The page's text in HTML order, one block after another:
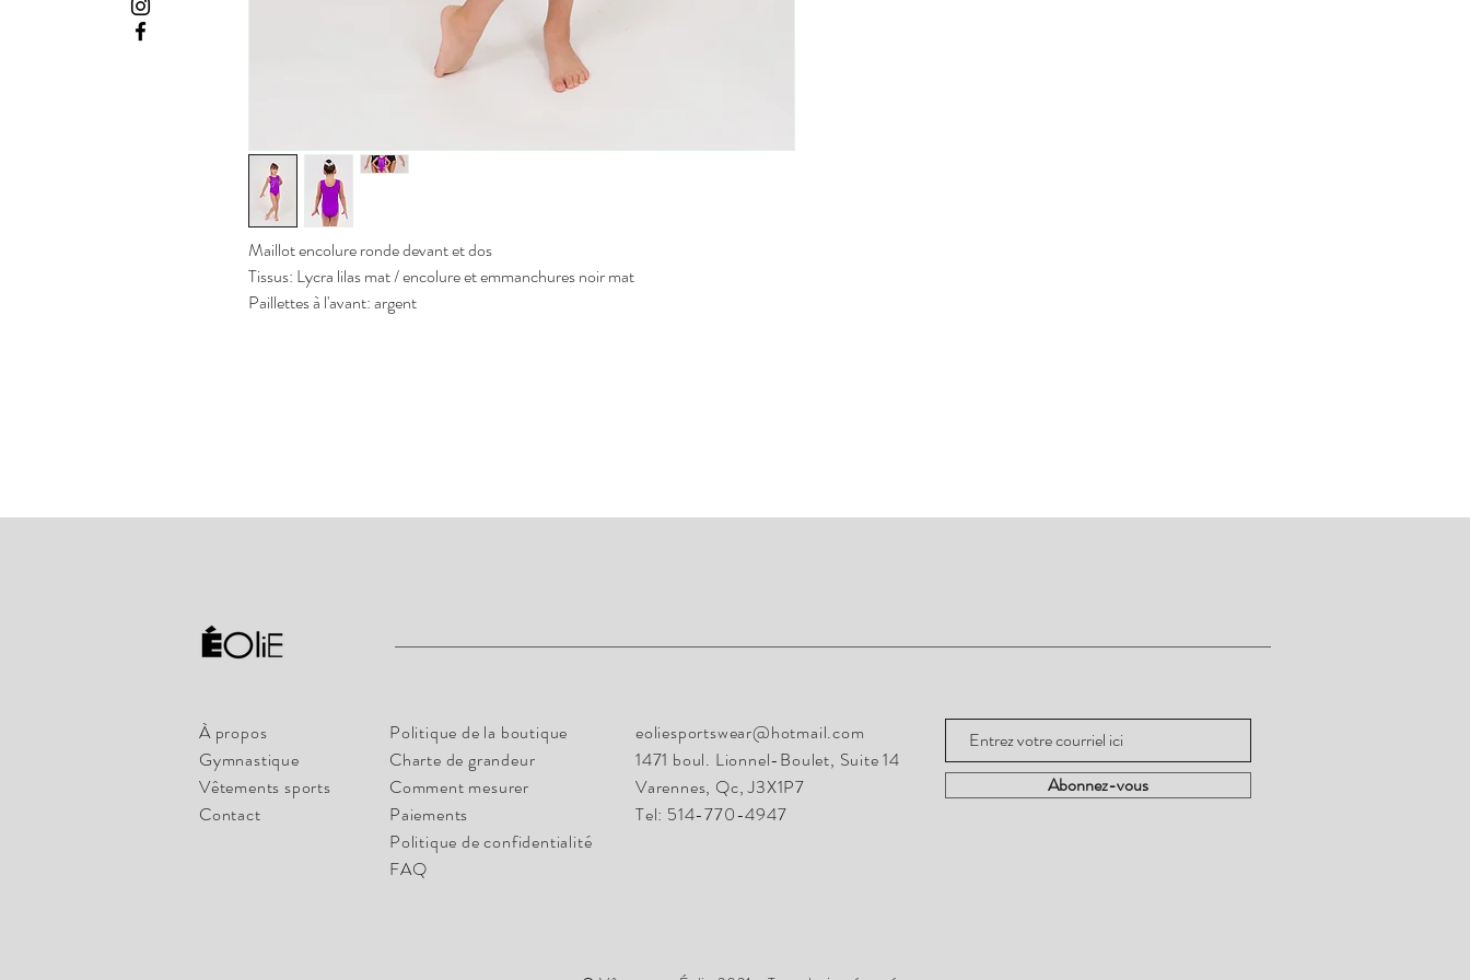
Maillot encolure ronde devant et dos
Tissus: Lycra lilas mat / encolure et emmanchures noir mat
Paillettes à l'avant: argent
1471 boul. Lionnel-Boulet, Suite 14
Varennes, Qc, J3X1P7
Tel: 514-770-4947
Abonnez-vous
À propos
Gymnastique
Vêtements sports
Contact
Politique de la boutique
Charte de grandeur
Comment mesurer
Paiements
Politique de confidentialité
FAQ
eoliesportswear@hotmail.com
1471 boul. Lionnel-Boulet, Suite 14
Varennes, Qc, J3X1P7
Tel: 514-770-4947
Abonnez-vous